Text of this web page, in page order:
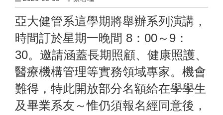
亞大健管系這學期將舉辦系列演講，
時間訂於星期一晚間 8：00～9：
30。邀請涵蓋長期照顧、健康照護、
醫療機構管理等實務領域專家。機會
難得，特此開放部分名額給在學學生
及畢業系友～惟仍須報名經同意後，